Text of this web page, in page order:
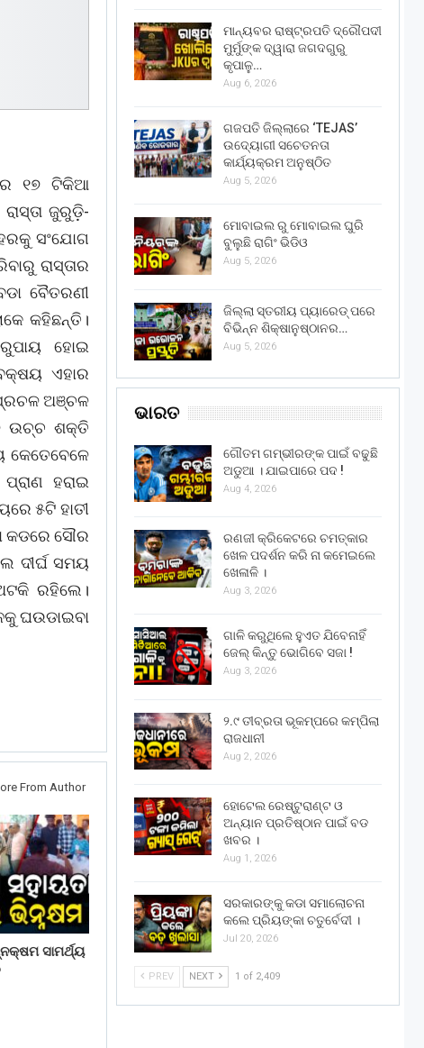
୧୭ ଟିକିଆ
ଜୁରୁଡ଼ି-
ସଂଯୋଗ
ରାସ୍ତାର
ବୈତରଣୀ
କହିଛନ୍ତି।
ହୋଇ
ଏହାର
ଅଞ୍ଚଳ
ଉଚ୍ଚ ଶକ୍ତି
କେତେବେଳେ
ହରାଇ
୫ଟି ହାତୀ
କଡରେ ସୌର
ଦୀର୍ଘ ସମୟ
ରହିଲେ।
ଘଉଡାଇବା
From Author
ସାମର୍ଥ୍ୟ
ମାନ୍ୟବର ରାଷ୍ଟ୍ରପତି ଦ୍ରୌପଦୀ
ମୁର୍ମୁଙ୍କ ଦ୍ୱାରା ଜଗଦଗୁରୁ
କୃପାଳୁ…
Aug 6, 2026
ଗଜପତି ଜିଲ୍ଲାରେ ‘TEJAS’
ଉଦ୍ୟୋଗୀ ସଚେତନତା
କାର୍ଯ୍ୟକ୍ରମ ଅନୁଷ୍ଠିତ
Aug 5, 2026
ମୋବାଇଲ ରୁ ମୋବାଇଲ ଘୁରି
ବୁଲୁଛି ରାଗିଂ ଭିଡିଓ
Aug 5, 2026
ଜିଲ୍ଲା ସ୍ତରୀୟ ପ୍ୟାରେଡ୍ ପରେ
ବିଭିନ୍ନ ଶିକ୍ଷାନୁଷ୍ଠାନର…
Aug 5, 2026
ଭାରତ
ଗୌତମ ଗମ୍ଭୀରଙ୍କ ପାଇଁ ବଢୁଛି
ଅଡୁଆ । ଯାଇପାରେ ପଦ !
Aug 4, 2026
ରଣଜୀ କ୍ରିକେଟରେ ଚମତ୍କାର
ଖେଳ ପଦର୍ଶନ କରି ନା କମେଇଲେ
ଖେଳାଳି ।
Aug 3, 2026
ଗାଳି କରୁଥିଲେ ହୁଏତ ଯିବେନାହିଁ
ଜେଲ୍ କିନ୍ତୁ ଭୋଗିବେ ସଜା !
Aug 3, 2026
୨.୯ ତୀବ୍ରତା ଭୂକମ୍ପରେ କମ୍ପିଲା
ରାଜଧାନୀ
Aug 2, 2026
ହୋଟେଲ ରେଷ୍ଟୁରାଣ୍ଟ ଓ
ଅନ୍ୟାନ ପ୍ରତିଷ୍ଠାନ ପାଇଁ ବଡ
ଖବର ।
Aug 1, 2026
ସରକାରଙ୍କୁ କଡା ସମାଲୋଚନା
କଲେ ପ୍ରିୟଙ୍କା ଚତୁର୍ବେଦୀ ।
Jul 20, 2026
PREV NEXT 1 of 2,409